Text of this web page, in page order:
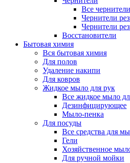
Все
Чернители
Чернители
Восстановители
Бытовая химия
Вся бытовая химия
Для полов
Удаление накипи
Для ковров
Жидкое мыло для рук
Все жидкое мыло
Дезинфицирующее
Мыло-пенка
Для посуды
Все средства для
Гели
Хозяйственное
Для ручной мойки